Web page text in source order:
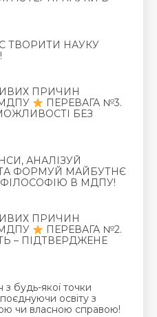
ТВОРИТИ НАУКУ
ПРИЧИН
ПЕРЕВАГА №3.
БЕЗ
АНАЛІЗУЙ
ФОРМУЙ МАЙБУТНЄ
В МДПУ!
ПРИЧИН
ПЕРЕВАГА №2.
– ПІДТВЕРДЖЕНЕ
будь-якої точки
освіту з
чи власною справою!